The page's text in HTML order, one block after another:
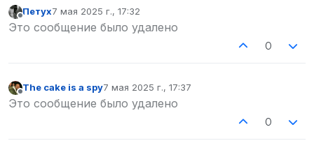
Не в сети
Петух7 мая 2025 г., 17:32
отредактировано
Это сообщение было удалено
0
Не в сети
The cake is a spy7 мая 2025 г., 17:37
отредактировано
Это сообщение было удалено
0